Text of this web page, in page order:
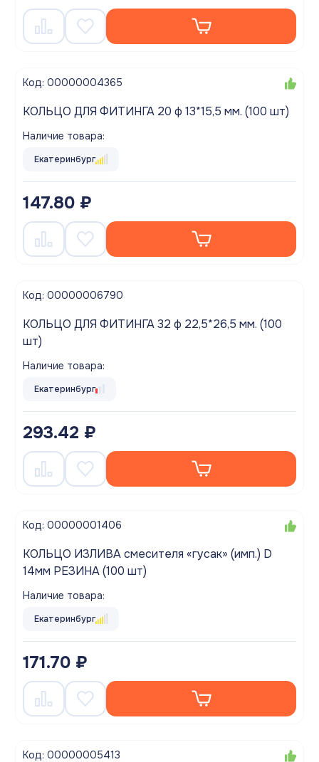
Код: 00000004365
КОЛЬЦО ДЛЯ ФИТИНГА 20 ф 13*15,5 мм. (100 шт)
Наличие товара:
Екатеринбург
147.80 ₽
Код: 00000006790
КОЛЬЦО ДЛЯ ФИТИНГА 32 ф 22,5*26,5 мм. (100
шт)
Наличие товара:
Екатеринбург
293.42 ₽
Код: 00000001406
КОЛЬЦО ИЗЛИВА смесителя «гусак» (имп.) D
14мм РЕЗИНА (100 шт)
Наличие товара:
Екатеринбург
171.70 ₽
Код: 00000005413